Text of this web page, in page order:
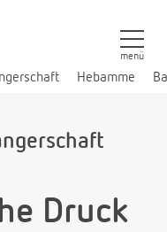
Hebamme
menü
Druck